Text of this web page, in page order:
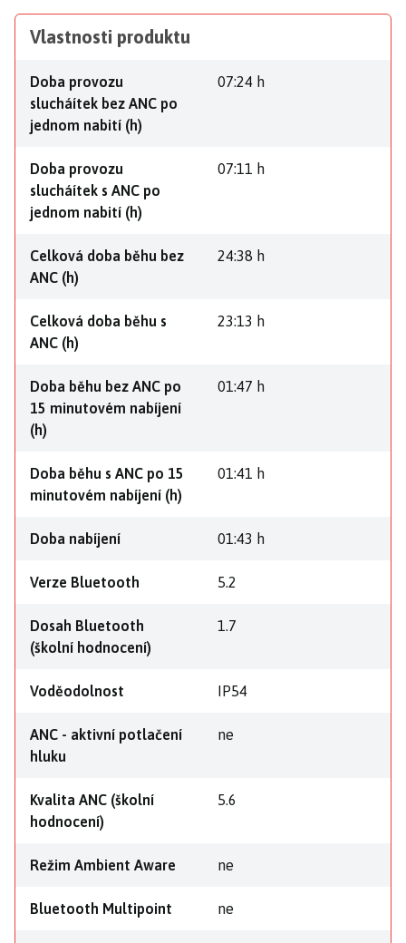
Vlastnosti produktu
Doba provozu
slucháítek bez ANC po
jednom nabití (h)
07:24 h
Doba provozu
slucháítek s ANC po
jednom nabití (h)
07:11 h
Celková doba běhu bez
ANC (h)
24:38 h
Celková doba běhu s
ANC (h)
23:13 h
Doba běhu bez ANC po
15 minutovém nabíjení
(h)
01:47 h
Doba běhu s ANC po 15
minutovém nabíjení (h)
01:41 h
Doba nabíjení 01:43 h
Verze Bluetooth 5.2
Dosah Bluetooth
(školní hodnocení)
1.7
Voděodolnost IP54
ANC - aktivní potlačení
hluku
ne
Kvalita ANC (školní
hodnocení)
5.6
Režim Ambient Aware ne
Bluetooth Multipoint ne